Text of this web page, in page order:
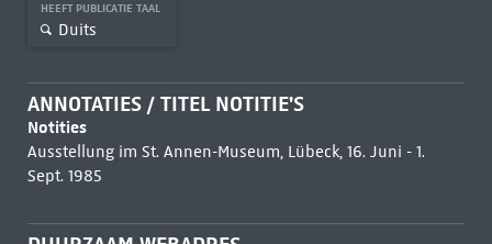
HEEFT PUBLICATIE TAAL
Duits
ANNOTATIES / TITEL NOTITIE'S
Notities
Ausstellung im St. Annen-Museum, Lübeck, 16. Juni - 1.
Sept. 1985